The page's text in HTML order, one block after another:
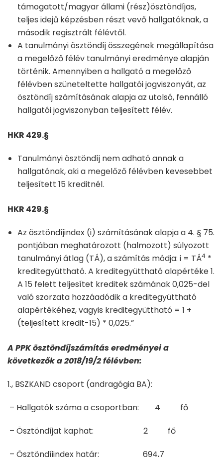
támogatott/magyar állami (rész)ösztöndíjas,
teljes idejű képzésben részt vevő hallgatóknak, a
második regisztrált félévtől.
A tanulmányi ösztöndíj összegének megállapítása
a megelőző félév tanulmányi eredménye alapján
történik. Amennyiben a hallgató a megelőző
félévben szüneteltette hallgatói jogviszonyát, az
ösztöndíj számításának alapja az utolsó, fennálló
hallgatói jogviszonyban teljesített félév.
HKR 429.§
Tanulmányi ösztöndíj nem adható annak a
hallgatónak, aki a megelőző félévben kevesebbet
teljesített 15 kreditnél.
HKR 429.§
Az ösztöndíjindex (i) számításának alapja a 4. § 75.
pontjában meghatározott (halmozott) súlyozott
tanulmányi átlag (TÁ), a számítás módja: i = TÁ4 *
kreditegyüttható. A kreditegyüttható alapértéke 1.
A 15 felett teljesítet kreditek számának 0,025-del
való szorzata hozzáadódik a kreditegyüttható
alapértékéhez, vagyis kreditegyüttható = 1 +
(teljesített kredit-15) * 0,025.”
A PPK ösztöndíjszámítás eredményei a
következők a 2018/19/2 félévben:
1., BSZKAND csoport (andragógia BA):
– Hallgatók száma a csoportban: 4 fő
– Ösztöndíjat kaphat: 2 fő
– Ösztöndíjindex határ: 694,7